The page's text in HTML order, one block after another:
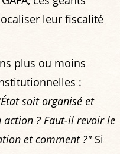
leur fiscalité
plus ou moins
:
soit organisé et
? Faut-il revoir le
et comment ?"Si